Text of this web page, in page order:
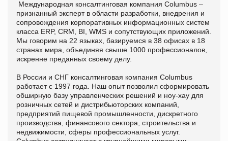
Международная консалтинговая компания Columbus –
признанный эксперт в области разработки, внедрения и
сопровождения корпоративных информационных систем
класса ERP, CRM, BI, WMS и сопутствующих приложений.
Мы говорим на 22 языках, базируемся в 38 офисах в 18
странах мира, объединяя свыше 1000 профессионалов,
искренне преданных своему делу.
В России и СНГ консалтинговая компания Columbus
работает с 1997 года. Наш опыт позволил сформировать
обширную базу управленческих решений и ноу-хау для
розничных сетей и дистрибьюторских компаний,
предприятий пищевой промышленности, дискретного
производства, финансового сектора, строительства и
недвижимости, сферы профессиональных услуг.